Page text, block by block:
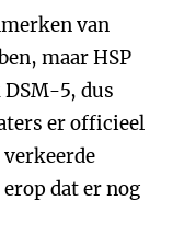
van
maar HSP
5, dus
er officieel
dat er nog